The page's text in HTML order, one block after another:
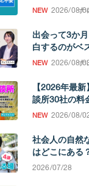
由。「誰かと
差
2026/08/ナ
出会って3か
白するのがベ
ホント！？
2026/08/ナ
【2026年最
談所30社の料
比較！ 成婚す
2026/08/
社会人の自然
はどこにある
の場と、結婚
2026/07/28